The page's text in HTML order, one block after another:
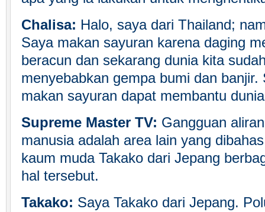
Chalisa: Halo, saya dari Thailand;
Saya makan sayuran karena daging
beracun dan sekarang dunia kita
menyebabkan gempa bumi dan
makan sayuran dapat membantu
Supreme Master TV: Gangguan
manusia adalah area lain yang
kaum muda Takako dari Jepang
hal tersebut.
Takako: Saya Takako dari Jepang.